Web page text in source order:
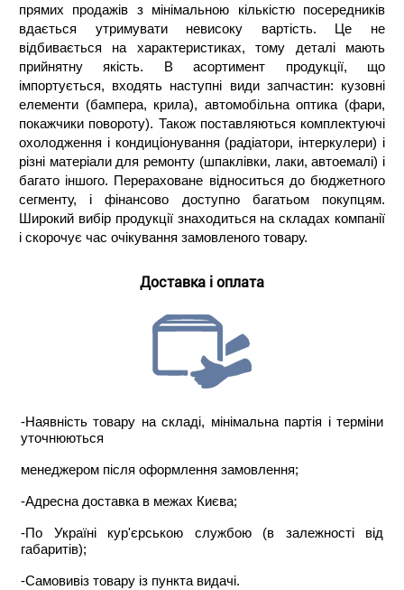
прямих продажів з мінімальною кількістю посередників
вдається утримувати невисоку вартість. Це не
відбивається на характеристиках, тому деталі мають
прийнятну якість. В асортимент продукції, що
імпортується, входять наступні види запчастин: кузовні
елементи (бампера, крила), автомобільна оптика (фари,
покажчики повороту). Також поставляються комплектуючі
охолодження і кондиціонування (радіатори, інтеркулери) і
різні матеріали для ремонту (шпаклівки, лаки, автоемалі) і
багато іншого. Перераховане відноситься до бюджетного
сегменту, і фінансово доступно багатьом покупцям.
Широкий вибір продукції знаходиться на складах компанії
і скорочує час очікування замовленого товару.
Доставка і оплата
-Наявність товару на складі, мінімальна партія і терміни
уточнюються
менеджером після оформлення замовлення;
-Адресна доставка в межах Києва;
-По Україні кур'єрською службою (в залежності від
габаритів);
-Самовивіз товару із пункта видачі.